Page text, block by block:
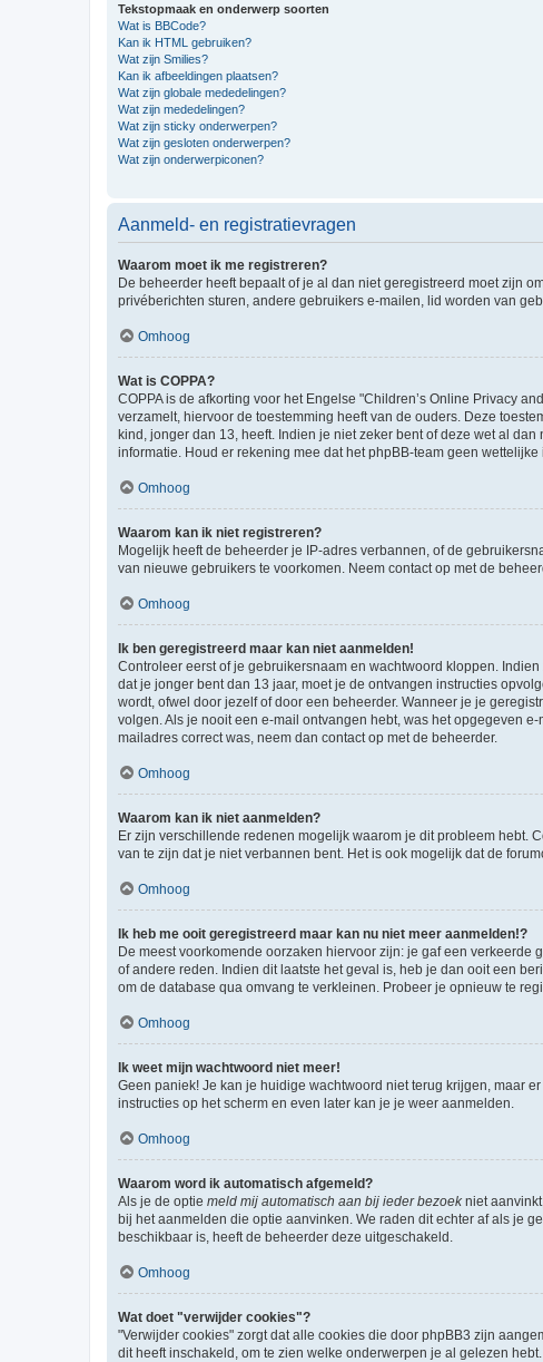
Tekstopmaak en onderwerp soorten
Wat is BBCode?
Kan ik HTML gebruiken?
Wat zijn Smilies?
Kan ik afbeeldingen plaatsen?
Wat zijn globale mededelingen?
Wat zijn mededelingen?
Wat zijn sticky onderwerpen?
Wat zijn gesloten onderwerpen?
Wat zijn onderwerpiconen?
Aanmeld- en registratievragen
Waarom moet ik me registreren?
De beheerder heeft bepaalt of je al dan niet geregistreerd moet zijn
privéberichten sturen, andere gebruikers e-mailen, lid worden van
Omhoog
Wat is COPPA?
COPPA is de afkorting voor het Engelse "Children’s Online Privacy
verzamelt, hiervoor de toestemming heeft van de ouders. Deze
kind, jonger dan 13, heeft. Indien je niet zeker bent of deze wet al
informatie. Houd er rekening mee dat het phpBB-team geen
Omhoog
Waarom kan ik niet registreren?
Mogelijk heeft de beheerder je IP-adres verbannen, of de
van nieuwe gebruikers te voorkomen. Neem contact op met de
Omhoog
Ik ben geregistreerd maar kan niet aanmelden!
Controleer eerst of je gebruikersnaam en wachtwoord kloppen.
dat je jonger bent dan 13 jaar, moet je de ontvangen instructies
wordt, ofwel door jezelf of door een beheerder. Wanneer je je
volgen. Als je nooit een e-mail ontvangen hebt, was het opgegeven
mailadres correct was, neem dan contact op met de beheerder.
Omhoog
Waarom kan ik niet aanmelden?
Er zijn verschillende redenen mogelijk waarom je dit probleem hebt.
van te zijn dat je niet verbannen bent. Het is ook mogelijk dat de
Omhoog
Ik heb me ooit geregistreerd maar kan nu niet meer aanmelden!?
De meest voorkomende oorzaken hiervoor zijn: je gaf een
of andere reden. Indien dit laatste het geval is, heb je dan ooit een
om de database qua omvang te verkleinen. Probeer je opnieuw te
Omhoog
Ik weet mijn wachtwoord niet meer!
Geen paniek! Je kan je huidige wachtwoord niet terug krijgen, maar
instructies op het scherm en even later kan je je weer aanmelden.
Omhoog
Waarom word ik automatisch afgemeld?
Als je de optie meld mij automatisch aan bij ieder bezoekniet
bij het aanmelden die optie aanvinken. We raden dit echter af als je
beschikbaar is, heeft de beheerder deze uitgeschakeld.
Omhoog
Wat doet "verwijder cookies"?
"Verwijder cookies" zorgt dat alle cookies die door phpBB3 zijn
dit heeft inschakeld, om te zien welke onderwerpen je al gelezen hebt.